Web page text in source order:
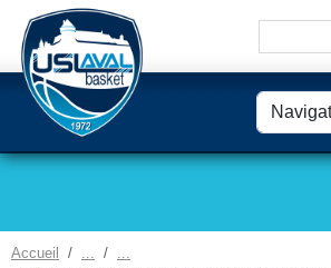
Accueil
Panneau de gestion des cookies